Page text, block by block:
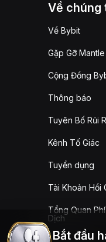
Về chúng
Về Bybit
Gặp Gỡ Mantle
Cộng Đồng
Thông báo
Tuyên Bố Rủi
Kênh Tố Giác
Tuyển dụng
Tài Khoản Hồi
Tổng Quan
Dịch
Bắt đầu